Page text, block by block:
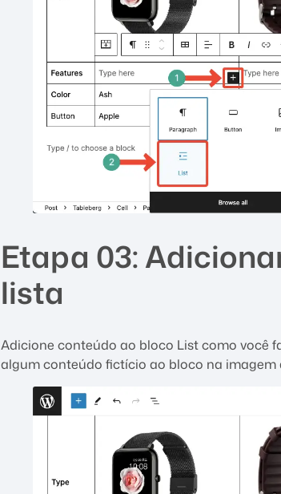
Etapa 03:
lista
Adicione conteúdo ao bloco List como você
algum conteúdo fictício ao bloco na imagem